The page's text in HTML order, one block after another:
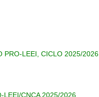
PRO-LEEI, CICLO 2025/2026
LEEI/CNCA 2025/2026